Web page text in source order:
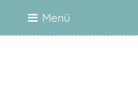
Menü